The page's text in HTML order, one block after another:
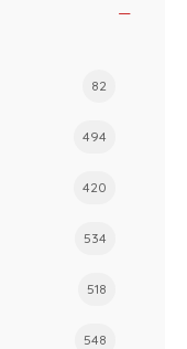
82
494
420
534
518
548